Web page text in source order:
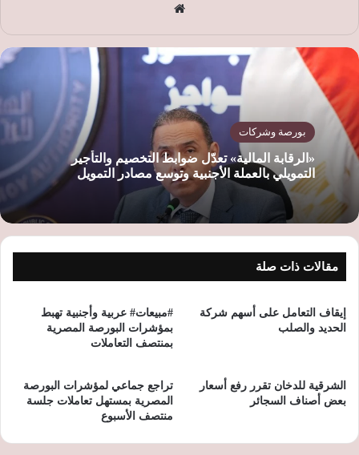
الوي
ب
بورصة وشركات
«الرقابة المالية» تعدّل ضوابط التخصيم والتأجير
التمويلي بالعملة الأجنبية وتوسع مصادر التمويل
مقالات ذات صلة
إيقاف التعامل على أسهم شركة
الحديد والصلب
#مبيعات# عربية وأجنبية تهبط
بمؤشرات البورصة المصرية
بمنتصف التعاملات
الشرقية للدخان تقرر رفع أسعار
بعض أصناف السجائر
تراجع جماعي لمؤشرات البورصة
المصرية بمستهل تعاملات جلسة
منتصف الأسبوع